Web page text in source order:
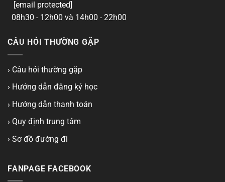
[email protected]
08h30 - 12h00 và 14h00 - 22h00
CÂU HỎI THƯỜNG GẶP
› Câu hỏi thường gặp
› Hướng dẫn đăng ký học
› Hướng dẫn thanh toán
› Quy định trung tâm
› Sơ đồ đường đi
FANPAGE FACEBOOK